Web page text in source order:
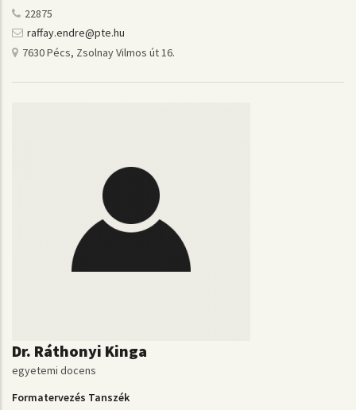
22875
raffay.endre@pte.hu
7630 Pécs, Zsolnay Vilmos út 16.
Dr. Ráthonyi Kinga
egyetemi docens
Formatervezés Tanszék